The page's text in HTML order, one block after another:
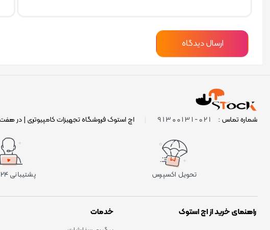
شماره تماس : 021-91300131 اچ استوک فروشگاه تجهیزات کامپیوتری | در
تحویل اکسپرس پشتیبانی ۲۴ ساعته
راهنمای خرید از اچ استوک خدمات